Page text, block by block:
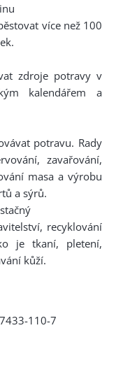
více než 100
zdroje potravy v
kalendářem a
potravu. Rady
zavařování,
masa a výrobu
a sýrů.
recyklování
je tkaní, pletení,
kůží.
110-7